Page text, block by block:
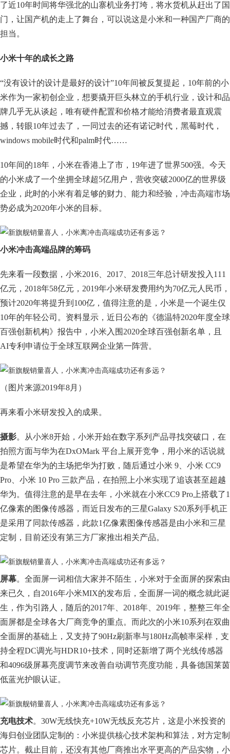
了近10年时间将华强北的山寨机业务打垮，将水货机从赶出了国
门，让国产机的走上了舞台，可以说这是小米和一种国产厂商的
担当。
小米十年的成长之路
“没有设计的设计是最好的设计”10年间被反复提起，10年前的小
米作为一家初创企业，想要撬开巨头林立的手机行业，设计和品
牌几乎无从谈起，唯有硬件配置和价格才能给消费者最直观震
撼，转眼10年过去了，一同过去的还有诺记时代，黑莓时代，
windows mobile时代和palm时代……
10年间的18年，小米在香港上了市，19年进了世界500强。今天
的小米成了一个坐拥全球超5亿用户，营收突破2000亿的世界级
企业，此时的小米有着足够的财力、能力和经验，冲击高端市场
势必成为2020年小米的目标。
小米冲击高端品牌的筹码
先来看一段数据，小米2016、2017、2018三年总计研发投入111
亿元，2018年58亿元，2019年小米研发费用约为70亿元人民币，
预计2020年将提升到100亿，值得注意的是，小米是一个诞生仅
10年的年轻公司。资料显示，近日公布的《德温特2020年度全球
百强创新机构》报告中，小米入围2020全球百强创新名单，且
AI专利申请位于全球互联网企业第一阵营。
（图片来源2019年8月）
再来看小米研发投入的成果。
摄影。从小米8开始，小米开始在数字系列产品寻找突破口，在
拍照方面与华为在DxOMark 平台上展开竞争，用小米的话说就
是希望在华为的主场把华为打败，随后通过小米 9、小米 CC9
Pro、小米 10 Pro 三款产品，在拍照上小米实现了追该甚至超越
华为。值得注意的是早在去年，小米就在小米CC9 Pro上搭载了1
亿像素的图像传感器，而近日发布的三星Galaxy S20系列手机正
是采用了同款传感器，此款1亿像素图像传感器是由小米和三星
定制，目前还没有第三方厂家推出相关产品。
屏幕。全面屏一词相信大家并不陌生，小米对于全面屏的探索由
来已久，自2016年小米MIX的发布后，全面屏一词的概念就此诞
生，作为引路人，随后的2017年、2018年、2019年，整整三年全
面屏都是全球各大厂商竞争的重点。而此次的小米10系列在双曲
全面屏的基础上，又支持了90Hz刷新率与180Hz高帧率采样，支
持全程DC调光与HDR10+技术，同时还新增了两个光线传感器
和4096级屏幕亮度调节来改善自动调节亮度功能，具备德国莱茵
低蓝光护眼认证。
充电技术。30W无线快充+10W无线反充芯片，这是小米投资的
海归创业团队定制的：小米提供核心技术架构和算法，对方定制
芯片。截止目前，还没有其他厂商推出水平更高的产品实物，小